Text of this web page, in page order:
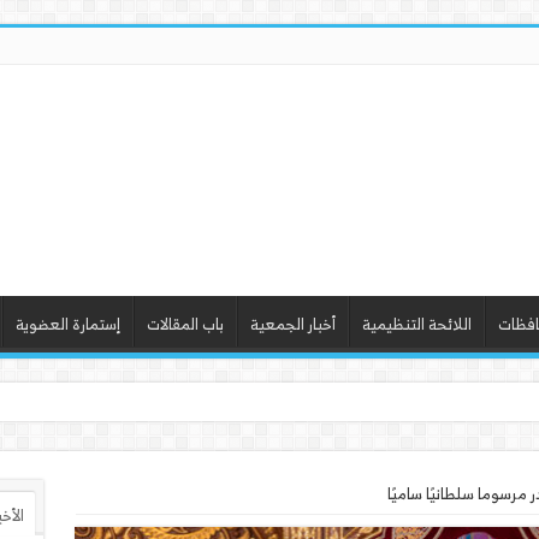
اللائحة التنظيمية أخبار الجمعية باب المقالات إستمارة العضوية
مرسوما سلطانيًا ساميًا